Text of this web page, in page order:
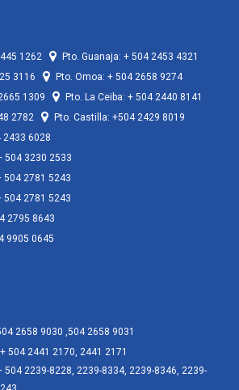
1262
Pto. Guanaja: + 504 2453 4321
3116
Pto. Omoa: + 504 2658 9274
1309
Pto. La Ceiba: + 504 2440 8141
2782
Pto. Castilla: +504 2429 8019
2433 6028
504 3230 2533
504 2781 5243
504 2781 5243
2795 8643
9905 0645
2658 9030 ,504 2658 9031
504 2441 2170, 2441 2171
504 2239-8228, 2239-8334, 2239-8346, 2239-